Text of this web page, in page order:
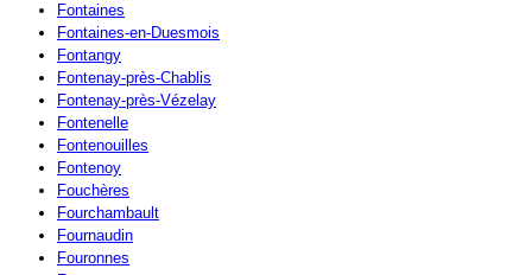
Fontaines
Fontaines-en-Duesmois
Fontangy
Fontenay-près-Chablis
Fontenay-près-Vézelay
Fontenelle
Fontenouilles
Fontenoy
Fouchères
Fourchambault
Fournaudin
Fouronnes